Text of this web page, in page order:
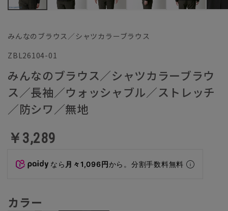
みんなのブラウス／シャツカラーブラウス
ZBL26104-01
みんなのブラウス／シャツカラーブラウ
ス／長袖／ウォッシャブル／ストレッチ
／防シワ／無地
￥3,289
なら 月々1,096円から。分割手数料無料
カラー